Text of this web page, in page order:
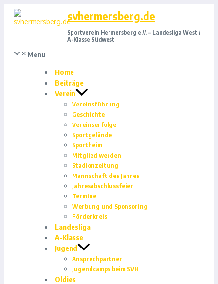
Zum
Inhalt
svhermersberg.de
Sportverein Hermersberg e.V. – Landesliga West /
A-Klasse Südwest
Menu
Home
Beiträge
Verein
Vereinsführung
Geschichte
Vereinserfolge
Sportgelände
Sportheim
Mitglied werden
Stadionzeitung
Mannschaft des Jahres
Jahresabschlussfeier
Termine
Werbung und Sponsoring
Förderkreis
Landesliga
A-Klasse
Jugend
Ansprechpartner
Jugendcamps beim SVH
Oldies